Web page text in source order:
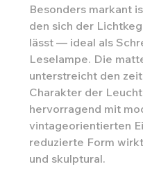
Besonders markant
den sich der
lässt — ideal als
Leselampe. Die
unterstreicht den
Charakter der
hervorragend mit
vintageorientierten
reduzierte Form
und skulptural.